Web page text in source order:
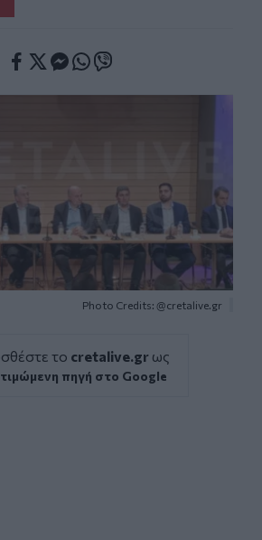
Photo Credits: @cretalive.gr
το cretalive.gr ως
πηγή στο Google